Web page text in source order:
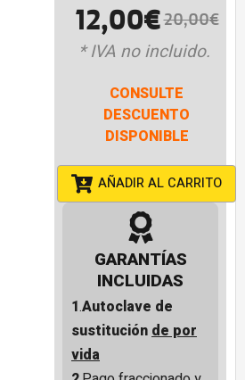
20,00€
12,00€
* IVA no incluido.
CONSULTE
DESCUENTO
DISPONIBLE
AÑADIR AL CARRITO
GARANTÍAS
INCLUIDAS
1.Autoclave de
sustituciónde por
vida